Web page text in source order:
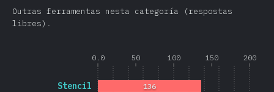
Outras ferramentas nesta categoría (respostas
libres).
0.0 50 100 150 200
Stencil 136